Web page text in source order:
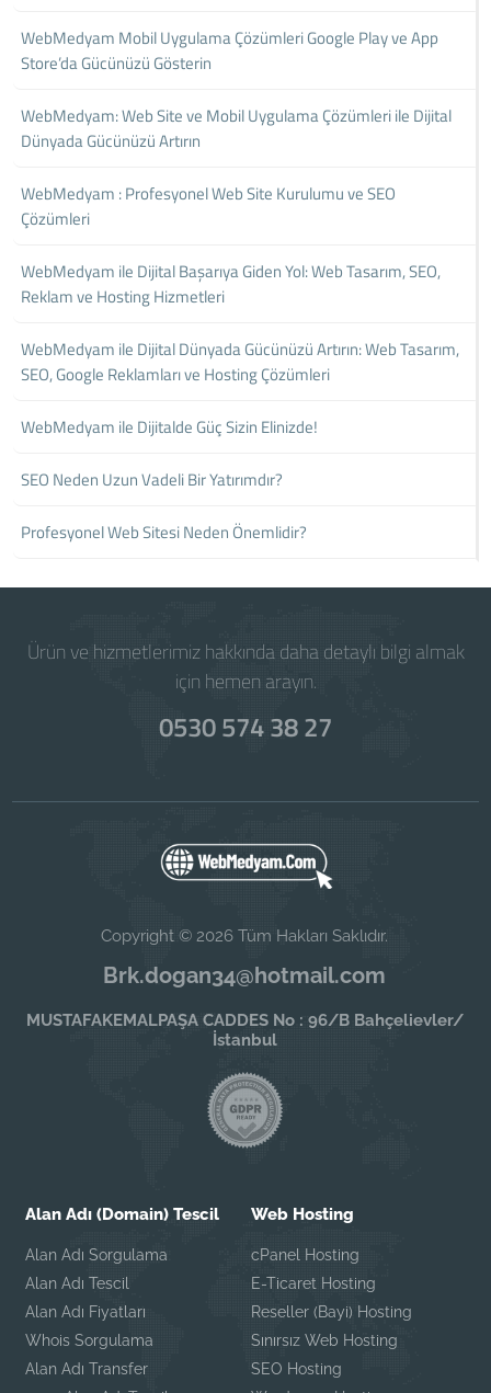
WebMedyam Mobil Uygulama Çözümleri Google Play ve App
Store’da Gücünüzü Gösterin
WebMedyam: Web Site ve Mobil Uygulama Çözümleri ile Dijital
Dünyada Gücünüzü Artırın
WebMedyam : Profesyonel Web Site Kurulumu ve SEO
Çözümleri
WebMedyam ile Dijital Başarıya Giden Yol: Web Tasarım, SEO,
Reklam ve Hosting Hizmetleri
WebMedyam ile Dijital Dünyada Gücünüzü Artırın: Web Tasarım,
SEO, Google Reklamları ve Hosting Çözümleri
WebMedyam ile Dijitalde Güç Sizin Elinizde!
SEO Neden Uzun Vadeli Bir Yatırımdır?
Profesyonel Web Sitesi Neden Önemlidir?
Ürün ve hizmetlerimiz hakkında daha detaylı bilgi almak
için hemen arayın.
0530 574 38 27
Copyright © 2026 Tüm Hakları Saklıdır.
Brk.dogan34@hotmail.com
MUSTAFAKEMALPAŞA CADDES No : 96/B Bahçelievler/
İstanbul
Alan Adı (Domain) Tescil
Alan Adı Sorgulama
Alan Adı Tescil
Alan Adı Fiyatları
Whois Sorgulama
Alan Adı Transfer
Web Hosting
cPanel Hosting
E-Ticaret Hosting
Reseller (Bayi) Hosting
Sınırsız Web Hosting
SEO Hosting